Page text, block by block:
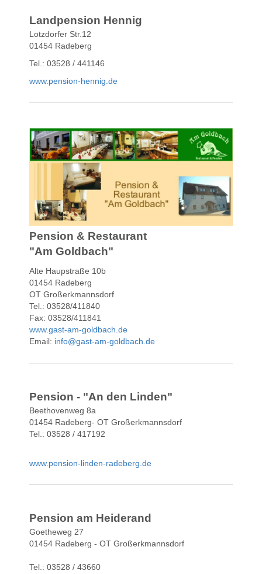
Landpension Hennig
Lotzdorfer Str.12
01454 Radeberg
Tel.: 03528 / 441146
www.pension-hennig.de
Pension & Restaurant
"Am Goldbach"
Alte Haupstraße 10b
01454 Radeberg
OT Großerkmannsdorf
Tel.: 03528/411840
Fax: 03528/411841
www.gast-am-goldbach.de
Email: info@gast-am-goldbach.de
Pension - "An den Linden"
Beethovenweg 8a
01454 Radeberg- OT Großerkmannsdorf
Tel.: 03528 / 417192
www.pension-linden-radeberg.de
Pension am Heiderand
Goetheweg 27
01454 Radeberg - OT Großerkmannsdorf
Tel.: 03528 / 43660